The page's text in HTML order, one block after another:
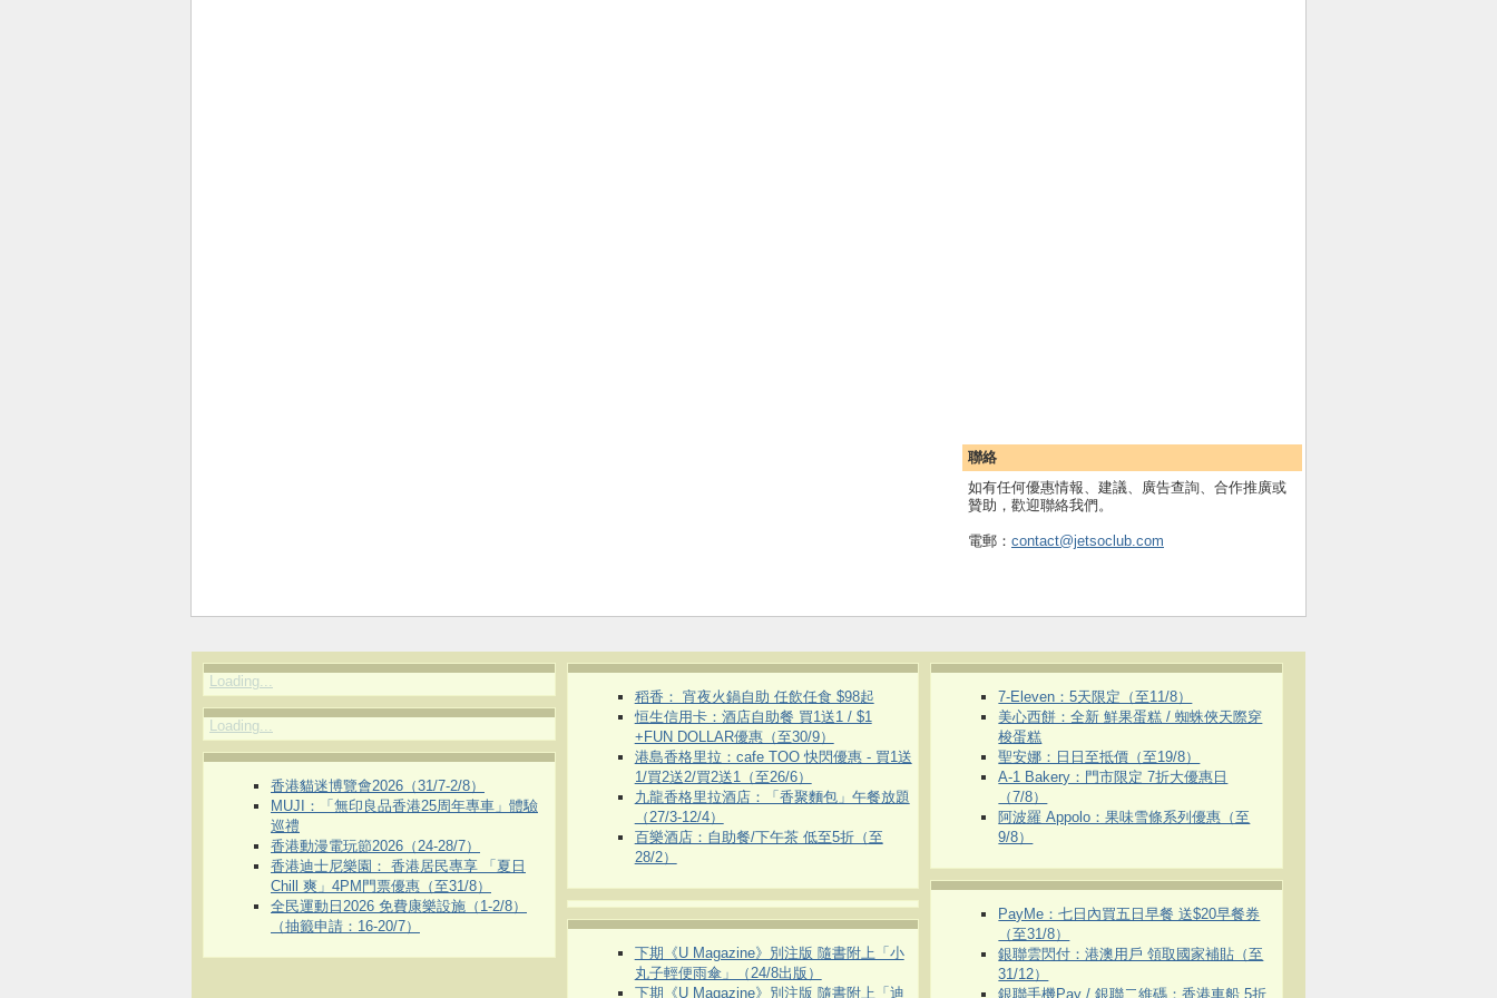
聯絡
如有任何優惠情報、建議、廣告查詢、合作推廣或
贊助，歡迎聯絡我們。
電郵： contact@jetsoclub.com
Loading...
Loading...
香港貓迷博覽會2026（31/7-2/8）
MUJI：「無印良品香港25周年專車」體驗
巡禮
香港動漫電玩節2026（24-28/7）
香港迪士尼樂園： 香港居民專享 「夏日
Chill 爽」4PM門票優惠（至31/8）
全民運動日2026 免費康樂設施（1-2/8）
（抽籤申請：16-20/7）
稻香： 宵夜火鍋自助 任飲任食 $98起
恒生信用卡：酒店自助餐 買1送1 / $1
+FUN DOLLAR優惠（至30/9）
港島香格里拉：cafe TOO 快閃優惠 - 買1送
1/買2送2/買2送1（至26/6）
九龍香格里拉酒店：「香聚麵包」午餐放題
（27/3-12/4）
百樂酒店：自助餐/下午茶 低至5折（至
28/2）
下期《U Magazine》別注版 隨書附上「小
丸子輕便雨傘」（24/8出版）
下期《U Magazine》別注版 隨書附上「迪
7-Eleven：5天限定（至11/8）
美心西餅：全新 鮮果蛋糕 / 蜘蛛俠天際穿
梭蛋糕
聖安娜：日日至抵價（至19/8）
A-1 Bakery：門市限定 7折大優惠日
（7/8）
阿波羅 Appolo：果味雪條系列優惠（至
9/8）
PayMe：七日內買五日早餐 送$20早餐券
（至31/8）
銀聯雲閃付：港澳用戶 領取國家補貼（至
31/12）
銀聯手機Pay / 銀聯二維碼：香港車船 5折